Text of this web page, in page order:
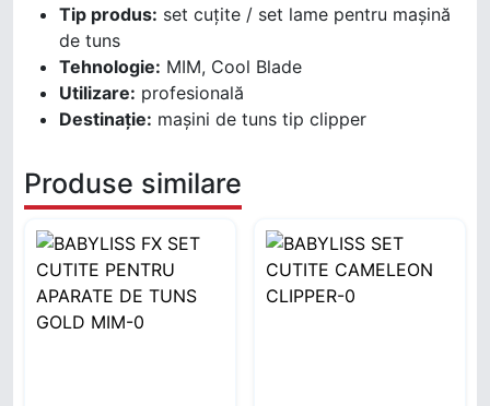
Tip produs: set cuțite / set lame pentru mașină
de tuns
Tehnologie: MIM, Cool Blade
Utilizare: profesională
Destinație: mașini de tuns tip clipper
Produse similare